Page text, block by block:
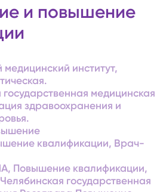
и повышение
медицинский институт,
медицинская
здравоохранения и
квалификации, Врач-
Повышение квалификации,
государственная